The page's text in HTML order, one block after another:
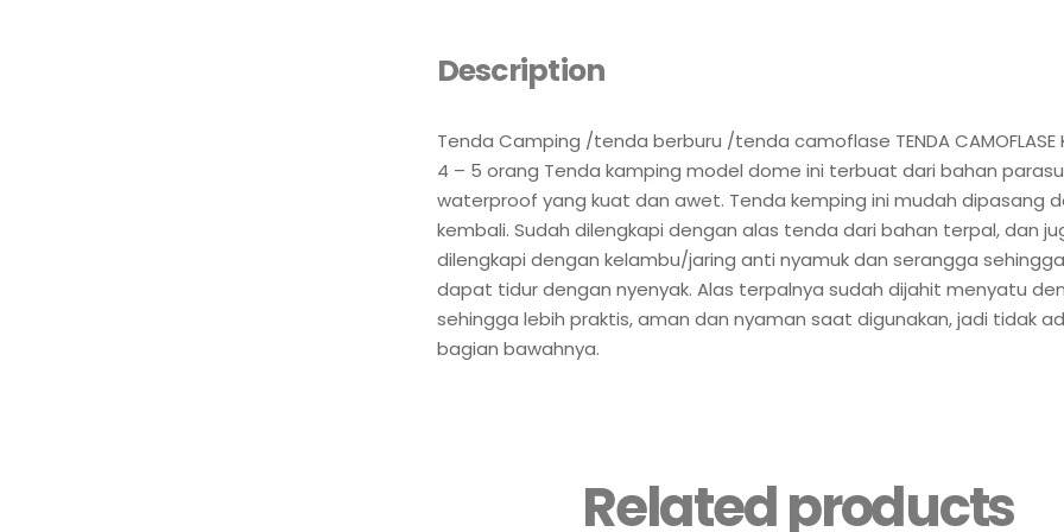
Description
Tenda Camping /tenda berburu /tenda camoflase TENDA CAMOFLASE
4 – 5 orang Tenda kamping model dome ini terbuat dari bahan
waterproof yang kuat dan awet. Tenda kemping ini mudah dipasang
kembali. Sudah dilengkapi dengan alas tenda dari bahan terpal, dan
dilengkapi dengan kelambu/jaring anti nyamuk dan serangga
dapat tidur dengan nyenyak. Alas terpalnya sudah dijahit menyatu
sehingga lebih praktis, aman dan nyaman saat digunakan, jadi tidak
bagian bawahnya.
Related products